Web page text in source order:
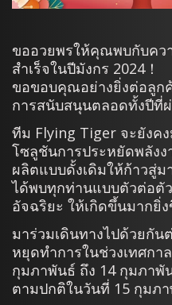
ขออวยพรให้คุณพบกับคว
สำเร็จในปีมังกร 2024！
ขอขอบคุณอย่างยิ่งต่อลู
การสนับสนุนตลอดทั้งปีที่
ทีม Flying Tiger จะยังค
โซลูชันการประหยัดพลังง
ผลิตแบบดั้งเดิมให้ก้าวสู่ม
ได้พบทุกท่านแบบตัวต่อตั
อัจฉริยะ ให้เกิดขึ้นมากยิ่
มาร่วมเดินทางไปด้วยกัน
หยุดทำการในช่วงเทศก
กุมภาพันธ์ ถึง 14 กุมภาพั
ตามปกติในวันที่ 15 กุมภ